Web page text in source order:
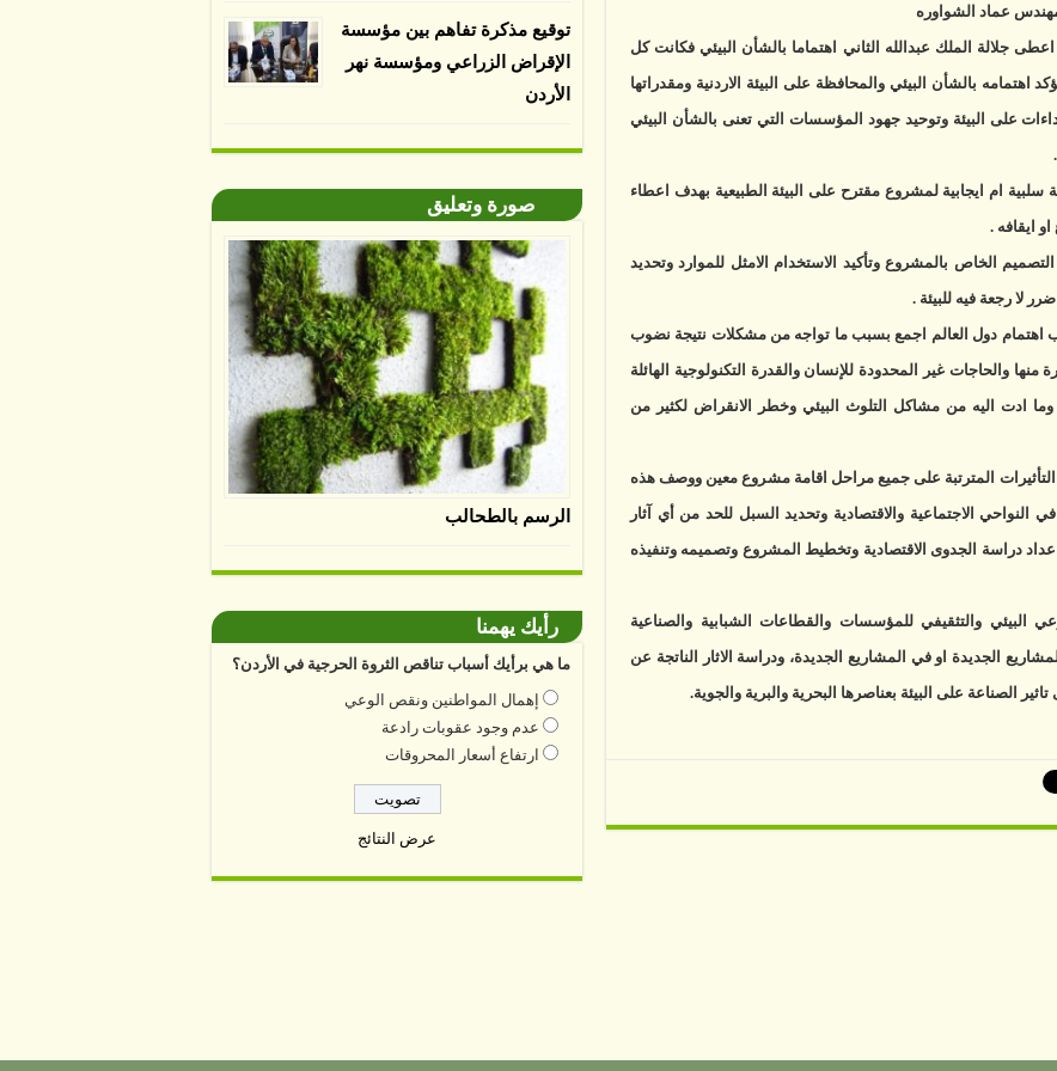
عماد الشواوره
جلالة الملك عبدالله الثاني اهتماما بالشأن البيئي فكانت كل
اهتمامه بالشأن البيئي والمحافظة على البيئة الاردنية ومقدراتها
على البيئة وتوحيد جهود المؤسسات التي تعنى بالشأن البيئي
سلبية ام ايجابية لمشروع مقترح على البيئة الطبيعية بهدف اعطاء
ايقافه .
الخاص بالمشروع وتأكيد الاستخدام الامثل للموارد وتحديد
لا رجعة فيه للبيئة .
اهتمام دول العالم اجمع بسبب ما تواجه من مشكلات نتيجة نضوب
والحاجات غير المحدودة للإنسان والقدرة التكنولوجية الهائلة
وما ادت اليه من مشاكل التلوث البيئي وخطر الانقراض لكثير من
التأثيرات المترتبة على جميع مراحل اقامة مشروع معين ووصف هذه
النواحي الاجتماعية والاقتصادية وتحديد السبل للحد من أي آثار
اعداد دراسة الجدوى الاقتصادية وتخطيط المشروع وتصميمه وتنفيذه
البيئي والتثقيفي للمؤسسات والقطاعات الشبابية والصناعية
الجديدة او في المشاريع الجديدة، ودراسة الاثار الناتجة عن
الصناعة على البيئة بعناصرها البحرية والبرية والجوية.
توقيع مذكرة تفاهم بين مؤسسة
الإقراض الزراعي ومؤسسة نهر
الأردن
صورة وتعليق
الرسم بالطحالب
رأيك يهمنا
ما هي برأيك أسباب تناقص الثروة الحرجية في الأردن؟
إهمال المواطنين ونقص الوعي
عدم وجود عقوبات رادعة
ارتفاع أسعار المحروقات
عرض النتائج